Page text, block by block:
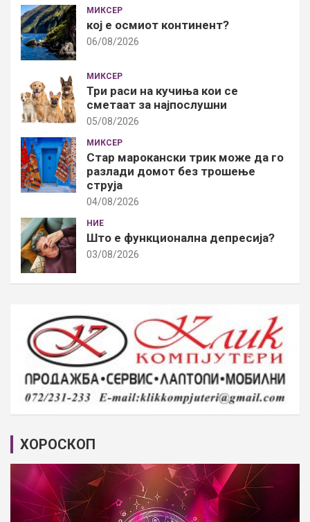
МИКСЕР
кој е осмиот континент?
06/08/2026
МИКСЕР
Три раси на кучиња кои се
сметаат за најпослушни
05/08/2026
МИКСЕР
Стар марокански трик може да го
разлади домот без трошење
струја
04/08/2026
НИЕ
Што е функционална депресија?
03/08/2026
ХОРОСКОП